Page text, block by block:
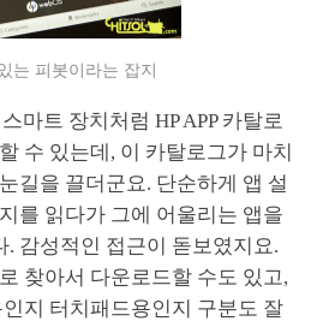
는 피봇이라는 잡지
마트 장치처럼 HP APP 카탈로
수 있는데, 이 카탈로그가 마치
길을 끌더군요. 단순하게 앱 설
를 읽다가 그에 어울리는 앱을
. 감성적인 접근이 돋보였지요.
찾아서 다운로드할 수도 있고,
지 터치패드용인지 구분도 잘